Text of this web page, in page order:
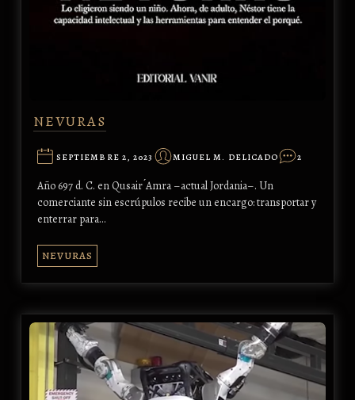
NEVURAS
SEPTIEMBRE 2, 2023 MIGUEL M. DELICADO 2
Año 697 d. C. en Qusair ́Amra –actual Jordania–. Un
comerciante sin escrúpulos recibe un encargo: transportar y
enterrar para…
NEVURAS